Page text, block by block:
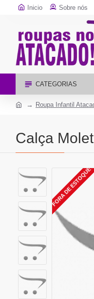
Inicio Sobre nós
CATEGORIAS
Roupa Infantil
Calça
FORA DE ESTOQUE